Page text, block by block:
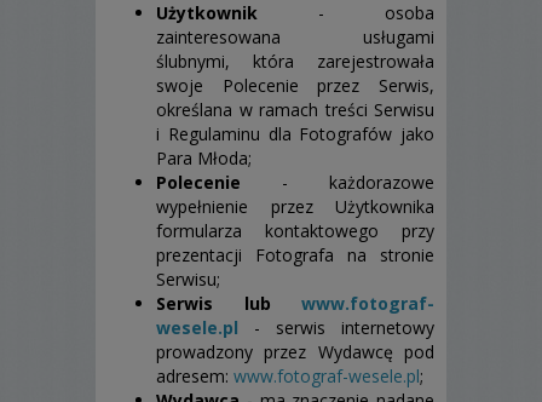
Użytkownik - osoba
zainteresowana usługami
ślubnymi, która zarejestrowała
swoje Polecenie przez Serwis,
określana w ramach treści Serwisu
i Regulaminu dla Fotografów jako
Para Młoda;
Polecenie - każdorazowe
wypełnienie przez Użytkownika
formularza kontaktowego przy
prezentacji Fotografa na stronie
Serwisu;
Serwis lub www.fotograf-
wesele.pl - serwis internetowy
prowadzony przez Wydawcę pod
adresem: www.fotograf-wesele.pl;